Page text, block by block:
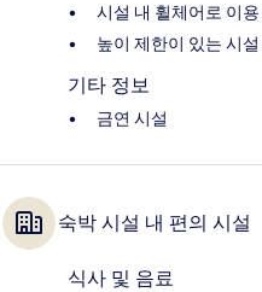
시설 내 휠체어로 이
높이 제한이 있는 시
기타 정보
금연 시설
숙박 시설 내 편의 시설
식사 및 음료